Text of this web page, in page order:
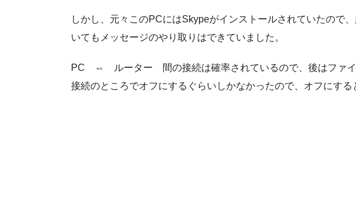
しかし、元々このPCにはSkypeがインストールされていたので
いてもメッセージのやり取りはできていました。
PC ⇔ ルーター 間の接続は確率されているので、後はファイ
接続のところでオフにするぐらいしかなかったので、オフにする